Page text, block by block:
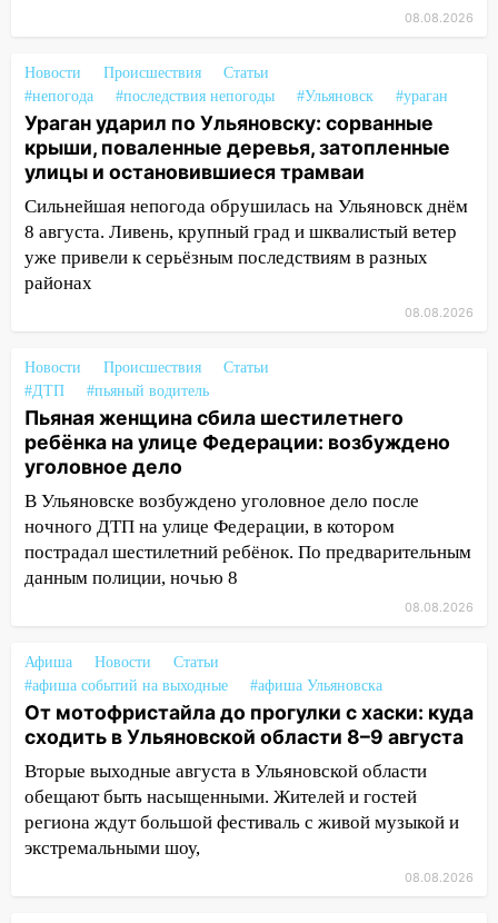
Прокуратура взяла на контроль
Федерации
12:01
Пьяная женщина сбила
шестилетнего ребёнка на улице
Федерации: возбуждено уголовное дело
11:16 В Ульяновске ищут 37-летнего
мужчину, пропавшего ещё 19 июля
10:30 От мотофристайла до прогулки с
хаски: куда сходить в Ульяновской
«Нефтяной топливной компании» будут
судить за неуплату 48,4 млн рублей
налогов
09:28 Дети на дорогах: пострадали
велосипедисты, мотоциклисты и
пешеходы. Обзор крупных аварий в
Ульяновской области
08:30 Поджог со свечой, 16 сгоревших
августа
06:45 Императорский мост в
Ульяновске останется закрытым до
утра 10 августа
05:18 Судьба готовит сюрприз: гороскоп
на 8 августа — кому повезет с
деньгами, а кого ждет неожиданная
08.08.2026
Новости Происшествия
Статьи
#непогода
#последствия непогоды #Ульяновск #ураган
Ураган ударил по Ульяновску: сорванные
крыши, поваленные деревья, затопленные
улицы и остановившиеся трамваи
Сильнейшая непогода обрушилась на Ульяновск днём
8 августа. Ливень, крупный град и шквалистый ветер
уже привели к серьёзным последствиям в разных
районах
08.08.2026
Новости Происшествия
Статьи
#ДТП
#пьяный водитель
Пьяная женщина сбила шестилетнего
ребёнка на улице Федерации: возбуждено
уголовное дело
В Ульяновске возбуждено уголовное дело после
ночного ДТП на улице Федерации, в котором
пострадал шестилетний ребёнок. По предварительным
данным полиции, ночью 8
08.08.2026
Афиша Новости
Статьи
#афиша событий на выходные
#афиша Ульяновска
От мотофристайла до прогулки с хаски: куда
сходить в Ульяновской области 8–9 августа
Вторые выходные августа в Ульяновской области
обещают быть насыщенными. Жителей и гостей
региона ждут большой фестиваль с живой музыкой и
экстремальными шоу,
08.08.2026